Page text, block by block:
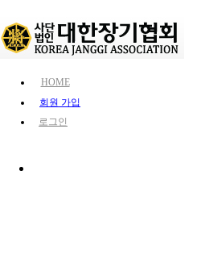
HOME
회원 가입
로그인